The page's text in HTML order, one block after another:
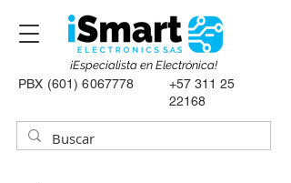
PBX (601) 6067778
+57 311 25
22168
¡Especialista en Electrónica!